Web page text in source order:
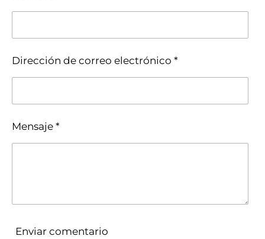
Dirección de correo electrónico *
Mensaje *
Enviar comentario